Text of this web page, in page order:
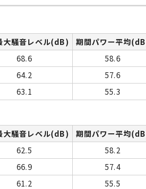
大騒音レベル(dB)
期間パワー平均
68.6
58.6
64.2
57.6
63.1 55.3
大騒音レベル(dB)
期間パワー平均
62.5
58.2
66.9
57.4
61.2 55.5